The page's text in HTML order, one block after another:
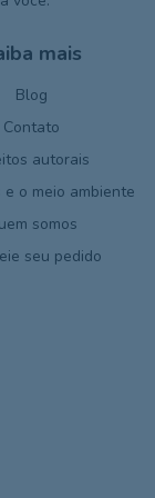
mais
Blog
Contato
autorais
e o meio ambiente
somos
seu pedido